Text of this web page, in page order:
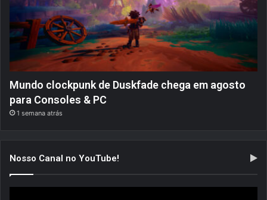
Mundo clockpunk de Duskfade chega em agosto
para Consoles & PC
1 semana atrás
Nosso Canal no YouTube!